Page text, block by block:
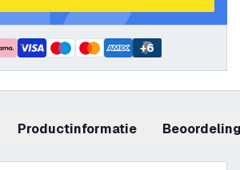
+6
productinformatie